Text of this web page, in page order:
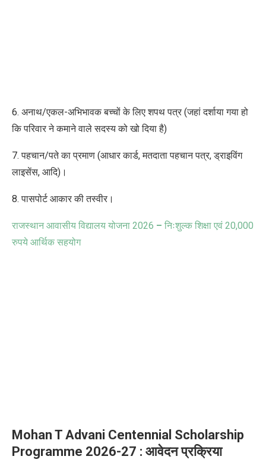
6. अनाथ/एकल-अभिभावक बच्चों के लिए शपथ पत्र (जहां दर्शाया गया हो
कि परिवार ने कमाने वाले सदस्य को खो दिया है)
7. पहचान/पते का प्रमाण (आधार कार्ड, मतदाता पहचान पत्र, ड्राइविंग
लाइसेंस, आदि)।
8. पासपोर्ट आकार की तस्वीर।
राजस्थान आवासीय विद्यालय योजना 2026 – निःशुल्क शिक्षा एवं 20,000
रुपये आर्थिक सहयोग
Mohan T Advani Centennial Scholarship
Programme 2026-27 : आवेदन प्रक्रिया